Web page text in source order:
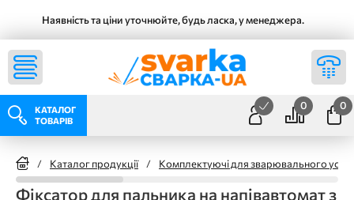
Наявність та ціни уточнюйте, будь ласка, у менеджера.
КАТАЛОГ
ТОВАРІВ
0 0
/ Каталог продукції / Комплектуючі для зварювального
Фіксатор для пальника на напівавтомат з